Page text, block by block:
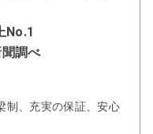
No.1
調べ
制、充実の保証、安心